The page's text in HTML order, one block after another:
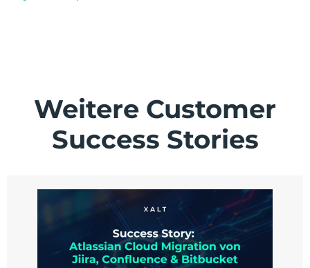
Weitere Customer
Success Stories